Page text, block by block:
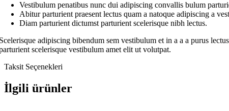
Vestibulum penatibus nunc dui adipiscing convallis bulum
Abitur parturient praesent lectus quam a natoque adipiscing a
Diam parturient dictumst parturient scelerisque nibh lectus.
adipiscing bibendum sem vestibulum et in a a a purus
scelerisque vestibulum amet elit ut volutpat.
Taksit Seçenekleri
İlgili ürünler